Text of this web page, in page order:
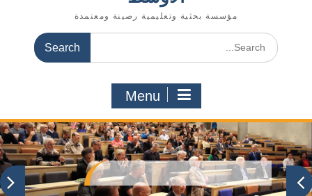
مؤسسة بحثية وتعليمية رصينة ومعتمدة
Search
for:
Menu